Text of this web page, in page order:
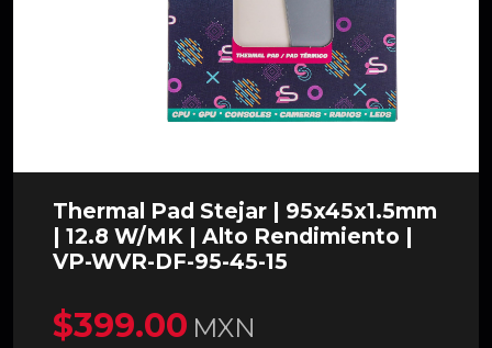
Thermal Pad Stejar | 95x45x1.5mm
| 12.8 W/MK | Alto Rendimiento |
VP-WVR-DF-95-45-15
$399.00 MXN